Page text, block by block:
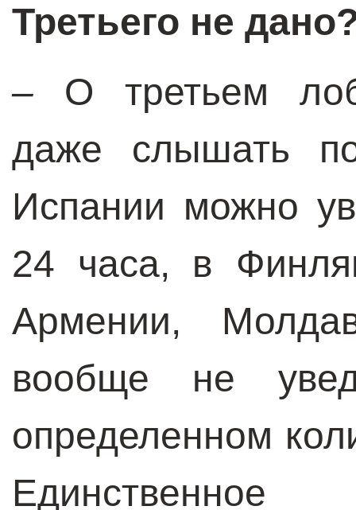
Третьего не
– О третьем
даже слышать
Испании можно
24 часа, в
Армении,
вообще не
определенном